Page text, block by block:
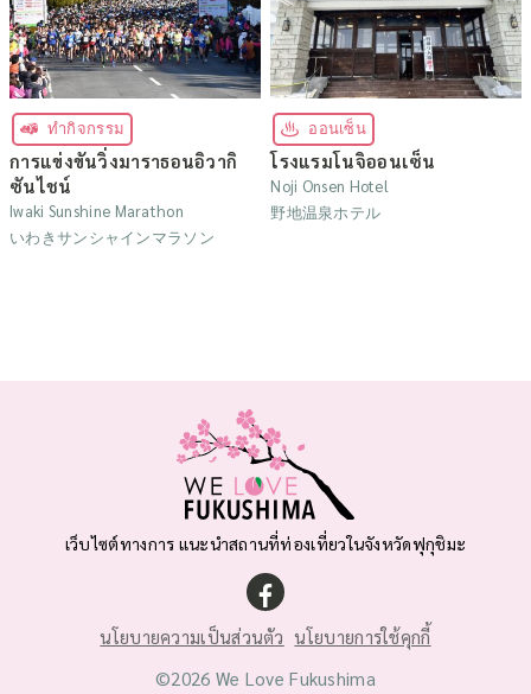
ทำกิจกรรม
การแข่งขันวิ่งมาราธอนอิวากิ
ซันไชน์
Iwaki Sunshine Marathon
いわきサンシャインマラソン
ออนเซ็น
โรงแรมโนจิออนเซ็น
Noji Onsen Hotel
野地温泉ホテル
เว็บไซต์ทางการ แนะนำสถานที่ท่องเที่ยวในจังหวัดฟุกุชิมะ
นโยบายความเป็นส่วนตัว นโยบายการใช้คุกกี้
©2026 We Love Fukushima